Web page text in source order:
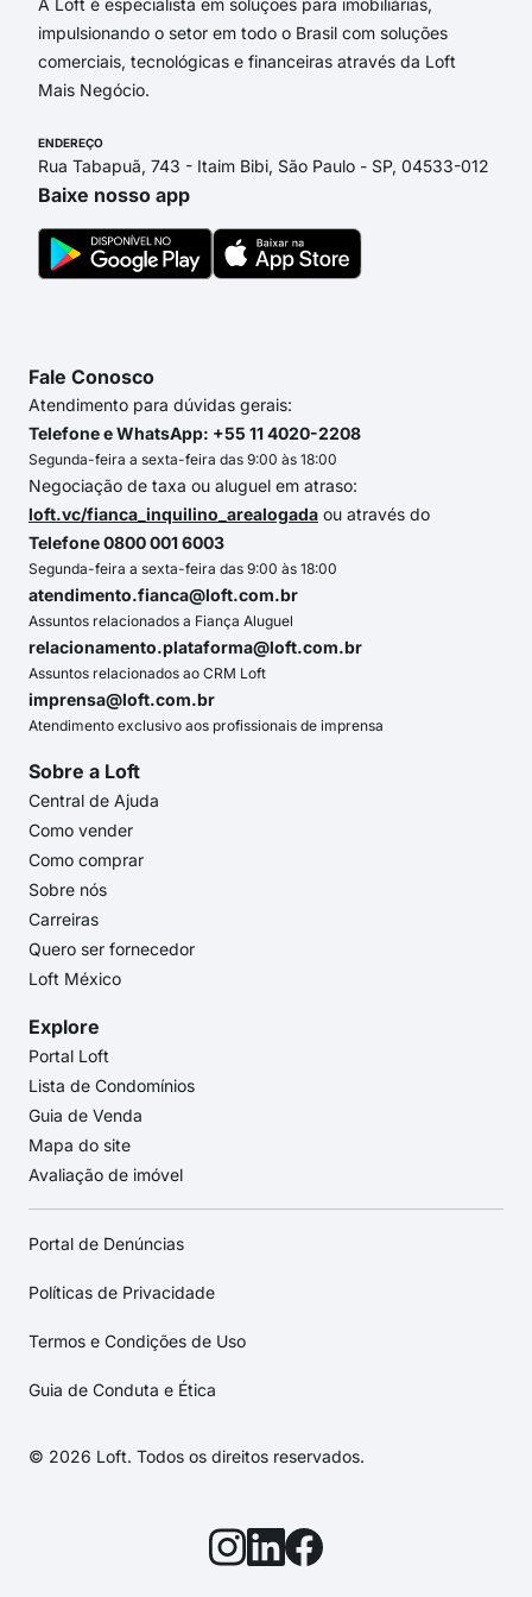
A Loft é especialista em soluções para imobiliárias,
impulsionando o setor em todo o Brasil com soluções
comerciais, tecnológicas e financeiras através da Loft
Mais Negócio.
ENDEREÇO
Rua Tabapuã, 743 - Itaim Bibi, São Paulo - SP, 04533-012
Baixe nosso app
Fale Conosco
Atendimento para dúvidas gerais:
Telefone e WhatsApp: +55 11 4020-2208
Segunda-feira a sexta-feira das 9:00 às 18:00
Negociação de taxa ou aluguel em atraso:
loft.vc/fianca_inquilino_arealogada ou através do
Telefone 0800 001 6003
Segunda-feira a sexta-feira das 9:00 às 18:00
atendimento.fianca@loft.com.br
Assuntos relacionados a Fiança Aluguel
relacionamento.plataforma@loft.com.br
Assuntos relacionados ao CRM Loft
imprensa@loft.com.br
Atendimento exclusivo aos profissionais de imprensa
Sobre a Loft
Central de Ajuda
Como vender
Como comprar
Sobre nós
Carreiras
Quero ser fornecedor
Loft México
Explore
Portal Loft
Lista de Condomínios
Guia de Venda
Mapa do site
Avaliação de imóvel
Portal de Denúncias
Políticas de Privacidade
Termos e Condições de Uso
Guia de Conduta e Ética
© 2026 Loft. Todos os direitos reservados.